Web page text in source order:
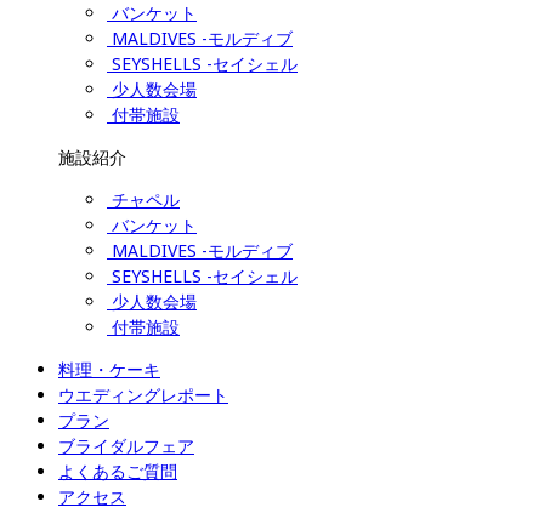
バンケット
MALDIVES -モルディブ
SEYSHELLS -セイシェル
少人数会場
付帯施設
施設紹介
チャペル
バンケット
MALDIVES -モルディブ
SEYSHELLS -セイシェル
少人数会場
付帯施設
料理・ケーキ
ウエディングレポート
プラン
ブライダルフェア
よくあるご質問
アクセス